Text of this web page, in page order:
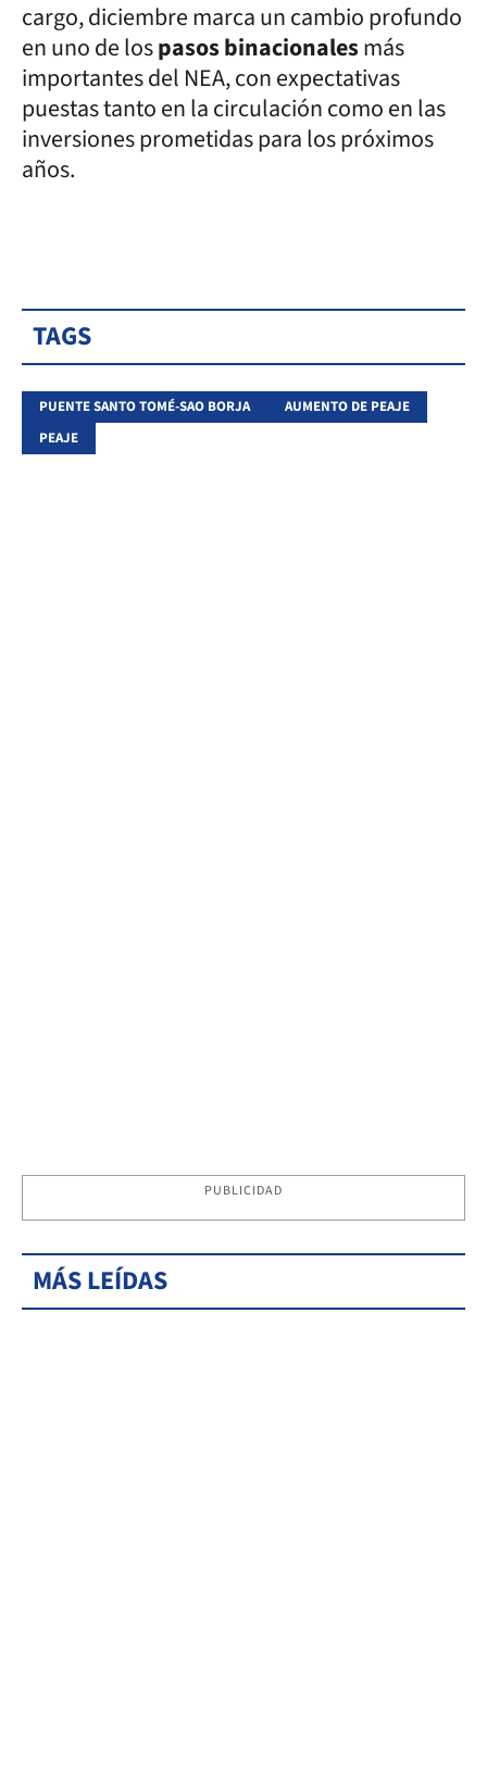
cargo, diciembre marca un cambio profundo
en uno de lospasos binacionalesmás
importantes del NEA, con expectativas
puestas tanto en la circulación como en las
inversiones prometidas para los próximos
años.
TAGS
PUENTE SANTO TOMÉ-SAO BORJA
AUMENTO DE PEAJE
PEAJE
PUBLICIDAD
MÁS LEÍDAS